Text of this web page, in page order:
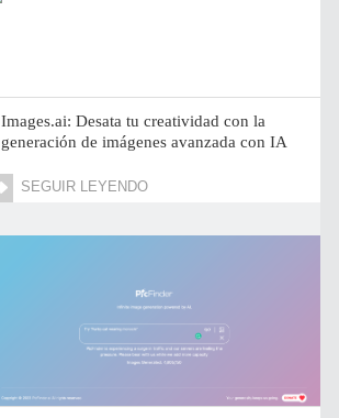
Images.ai: Desata tu creatividad con la
generación de imágenes avanzada con IA
SEGUIR LEYENDO